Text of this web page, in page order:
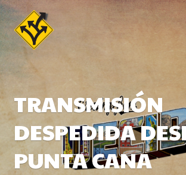
Skip
to
content
TRANSMISIÓN
DESPEDIDA
PUNTA CANA